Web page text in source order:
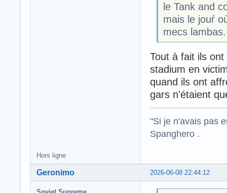
le Tank and
mais le jouŕ
mecs lambas.
Tout à fait ils
stadium en
quand ils ont
gars n'étaient
"Si je n'avais pas
Spanghero .
Hors ligne
2026-06-08 22:44:12
Geronimo